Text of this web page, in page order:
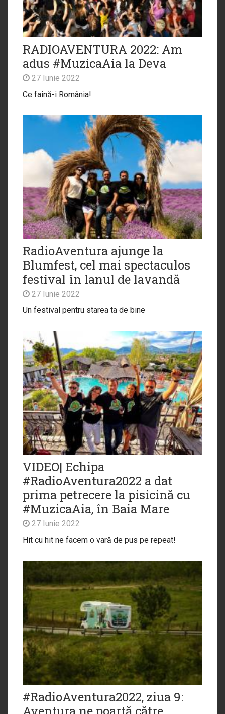
RADIOAVENTURA 2022: Am
adus #MuzicaAia la Deva
27 Iunie 2022
Ce faină-i România!
RadioAventura ajunge la
Blumfest, cel mai spectaculos
festival în lanul de lavandă
27 Iunie 2022
Un festival pentru starea ta de bine
VIDEO| Echipa
#RadioAventura2022 a dat
prima petrecere la pisicină cu
#MuzicaAia, în Baia Mare
27 Iunie 2022
Hit cu hit ne facem o vară de pus pe repeat!
#RadioAventura2022, ziua 9:
Aventura ne poartă către